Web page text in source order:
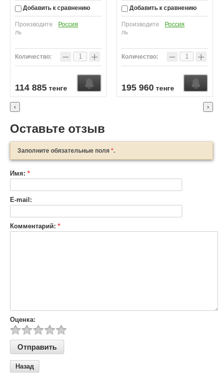
Добавить к сравнению
Производите
ль
Россия
Количество: − +
114 885 тенге
Добавить к сравнению
Производите
ль
Россия
Количество: − +
195 960 тенге
Узнать о поступлении Узнать о поступлении
‹ ›
Оставьте отзыв
Заполните обязательные поля *.
Имя: *
E-mail:
Комментарий: *
Оценка:
Назад